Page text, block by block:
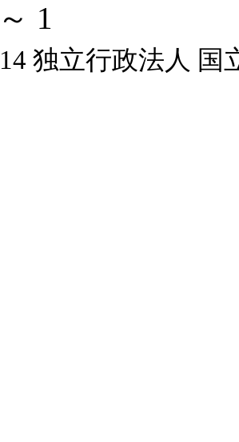
1
独立行政法人 国